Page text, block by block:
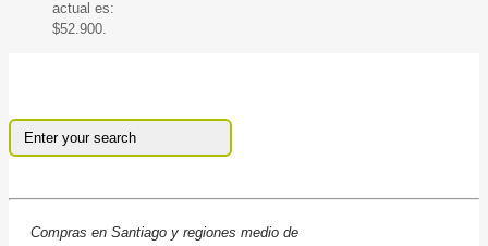
actual es:
$52.900.
Compras en Santiago y regiones medio de